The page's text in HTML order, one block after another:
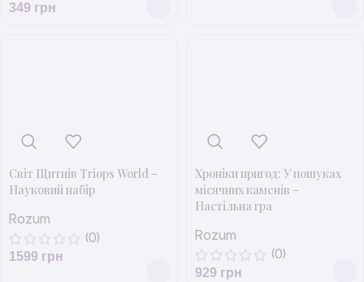
349 грн
Світ Щитнів Triops World –
Науковий набір
Rozum
(0)
1599 грн
Хроніки пригод: У пошуках
місячних каменів –
Настільна гра
Rozum
(0)
929 грн